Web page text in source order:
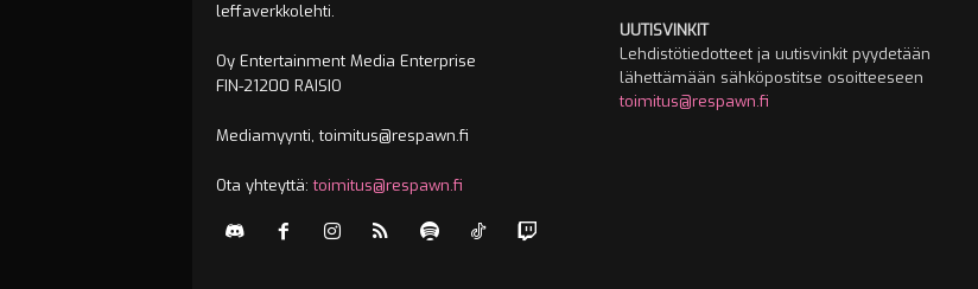
leffaverkkolehti.
Oy Entertainment Media Enterprise
FIN-21200 RAISIO
Mediamyynti, toimitus@respawn.fi
Ota yhteyttä:toimitus@respawn.fi
UUTISVINKIT
Lehdistötiedotteet ja uutisvinkit pyydetään
lähettämään sähköpostitse osoitteeseen
toimitus@respawn.fi